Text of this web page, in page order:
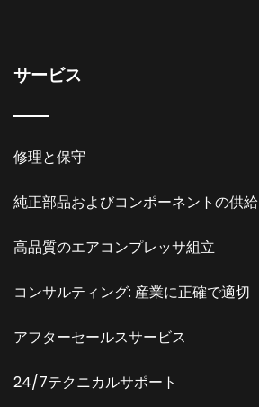
サービス
修理と保守
純正部品およびコンポーネントの供給
高品質のエアコンプレッサ組立
コンサルティング: 産業に正確で適切
アフターセールスサービス
24/7テクニカルサポート